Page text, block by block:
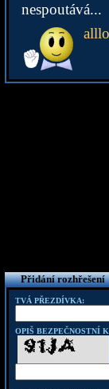
nespoutává...
Přidání rozhřešení
TVÁ PŘEZDÍVKA:
OPIŠ BEZPEČNOSTNÍ